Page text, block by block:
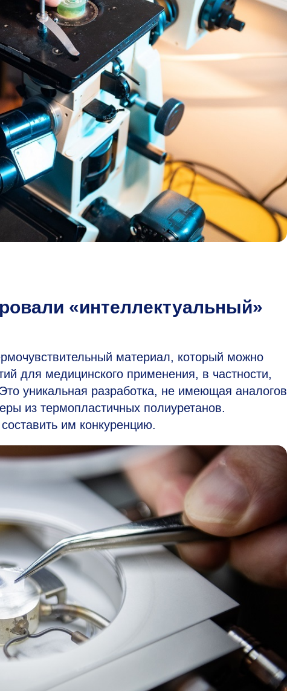
«интеллектуальный»
материал, который можно
для медицинского применения, в частности,
уникальная разработка, не имеющая аналогов
из термопластичных полиуретанов.
им конкуренцию.